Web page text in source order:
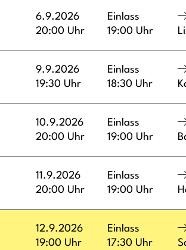
6.9.2026
20:00 Uhr
Einlass
19:00 Uhr
9.9.2026
19:30 Uhr
Einlass
18:30 Uhr
10.9.2026
20:00 Uhr
Einlass
19:00 Uhr
11.9.2026
20:00 Uhr
Einlass
19:00 Uhr
12.9.2026
19:00 Uhr
Einlass
17:30 Uhr